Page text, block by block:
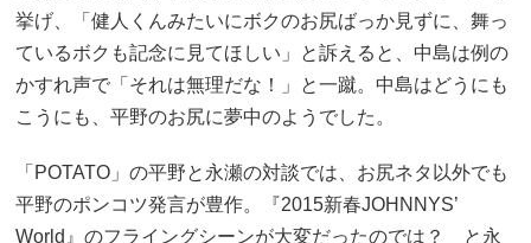
挙げ、「健人くんみたいにボクのお尻ばっか見ずに、舞っ
ているボクも記念に見てほしい」と訴えると、中島は例の
かすれ声で「それは無理だな！」と一蹴。中島はどうにも
こうにも、平野のお尻に夢中のようでした。
「POTATO」の平野と永瀬の対談では、お尻ネタ以外でも
平野のポンコツ発言が豊作。『2015新春JOHNNYS’
World』のフライングシーンが大変だったのでは？ と永